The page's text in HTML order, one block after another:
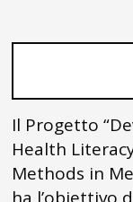
Il Progetto
Health
Methods in